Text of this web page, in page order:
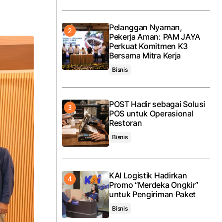
Pelanggan Nyaman,
Pekerja Aman: PAM JAYA
Perkuat Komitmen K3
Bersama Mitra Kerja
Bisnis
POST Hadir sebagai Solusi
POS untuk Operasional
Restoran
Bisnis
KAI Logistik Hadirkan
Promo “Merdeka Ongkir”
untuk Pengiriman Paket
Bisnis